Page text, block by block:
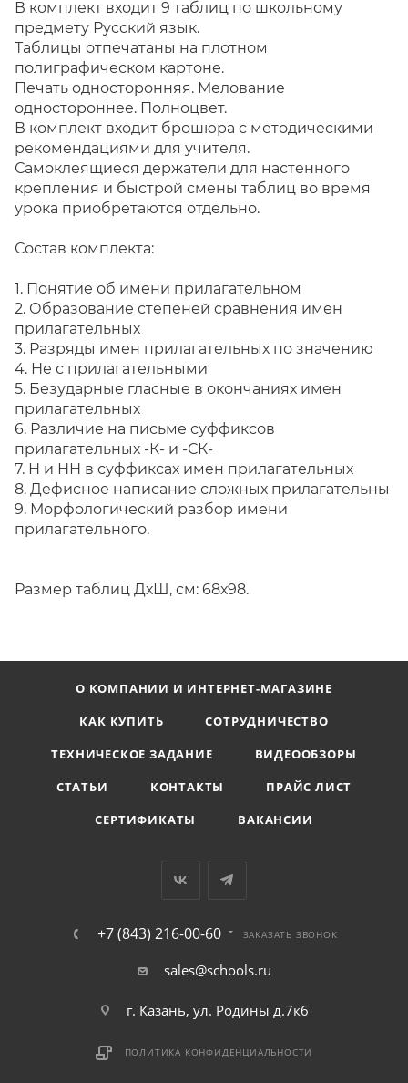
В комплект входит 9 таблиц по школьному
предмету Русский язык.
Таблицы отпечатаны на плотном
полиграфическом картоне.
Печать односторонняя. Мелование
одностороннее. Полноцвет.
В комплект входит брошюра с методическими
рекомендациями для учителя.
Самоклеящиеся держатели для настенного
крепления и быстрой смены таблиц во время
урока приобретаются отдельно.
Состав комплекта:
1. Понятие об имени прилагательном
2. Образование степеней сравнения имен
прилагательных
3. Разряды имен прилагательных по значению
4. Не с прилагательными
5. Безударные гласные в окончаниях имен
прилагательных
6. Различие на письме суффиксов
прилагательных -К- и -СК-
7. Н и НН в суффиксах имен прилагательных
8. Дефисное написание сложных прилагательны
9. Морфологический разбор имени
прилагательного.
Размер таблиц ДхШ, см: 68х98.
О КОМПАНИИ И ИНТЕРНЕТ-МАГАЗИНЕ
КАК КУПИТЬ
СОТРУДНИЧЕСТВО
ТЕХНИЧЕСКОЕ ЗАДАНИЕ
ВИДЕООБЗОРЫ
СТАТЬИ
КОНТАКТЫ
ПРАЙС ЛИСТ
СЕРТИФИКАТЫ
ВАКАНСИИ
+7 (843) 216-00-60 ЗАКАЗАТЬ ЗВОНОК
sales@schools.ru
г. Казань, ул. Родины д.7к6
ПОЛИТИКА КОНФИДЕНЦИАЛЬНОСТИ